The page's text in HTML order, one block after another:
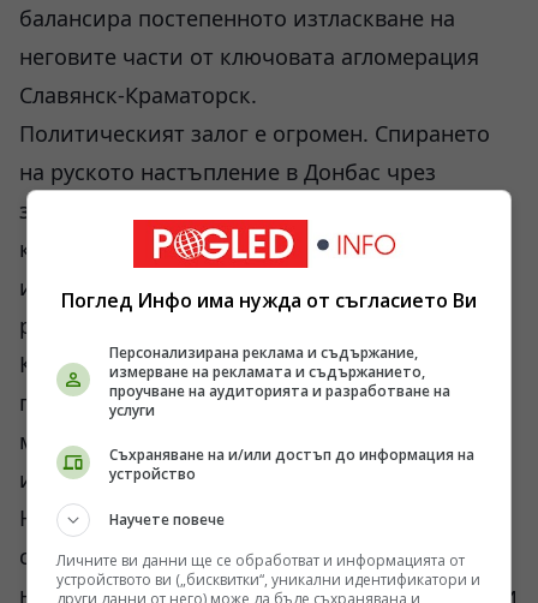
балансира постепенното изтласкване на
неговите части от ключовата агломерация
Славянск-Краматорск.
Политическият залог е огромен. Спирането
на руското настъпление в Донбас чрез
заплаха от отваряне на нов фронт на юг е
класически прийом от учебниците по военно
изкуство, но той работи само тогава, когато
разполагаш с реални стратегически резерви.
Когато резервите са изтощени от
постоянните боеве и принудителната
мобилизация, подобни маневри остават
изцяло в сферата на виртуалната реалност.
Натискът върху администрацията в Киев от
страна на западните партньори за постигане
на някакви видими резултати преди есента ги
Поглед Инфо има нужда от съгласието Ви
Персонализирана реклама и съдържание,
измерване на рекламата и съдържанието,
проучване на аудиторията и разработване на
услуги
Съхраняване на и/или достъп до информация на
устройство
Научете повече
Личните ви данни ще се обработват и информацията от
устройството ви („бисквитки“, уникални идентификатори и
други данни от него) може да бъде съхранявана и